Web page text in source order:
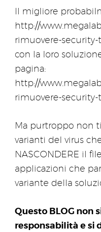
Il migliore
http://
rimuovere-
con la loro
pagina:
http://
rimuovere-
Ma purtroppo non
varianti del virus
NASCONDERE il
applicazioni che
variante della
Questo BLOG non
responsabilità e si